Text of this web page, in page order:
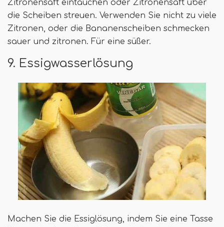
Zitronensaft eintauchen oder Zitronensaft über
die Scheiben streuen. Verwenden Sie nicht zu viele
Zitronen, oder die Bananenscheiben schmecken
sauer und zitronen. Für eine süßer.
9. Essigwasserlösung
Machen Sie die Essiglösung, indem Sie eine Tasse